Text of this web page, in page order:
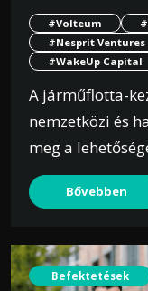
#Volteum
#Nesprit Ventures
#WakeUp Capital
A járműflotta-
nemzetközi és
meg a
Bővebben
Befektetések